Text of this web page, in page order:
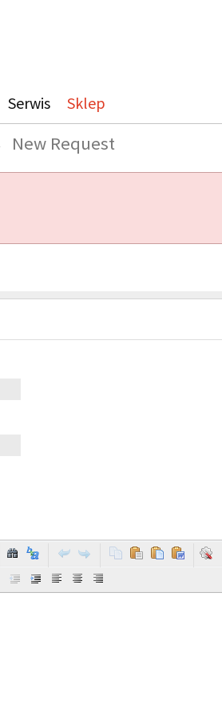
Serwis Sklep
New Request